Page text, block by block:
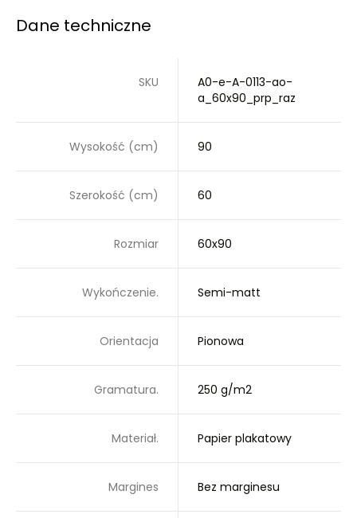
Dane techniczne
SKU
A0-e-A-0113-ao-
a_60x90_prp_raz
Wysokość (cm) 90
Szerokość (cm) 60
Rozmiar 60x90
Wykończenie. Semi-matt
Orientacja Pionowa
Gramatura. 250 g/m2
Materiał. Papier plakatowy
Margines Bez marginesu